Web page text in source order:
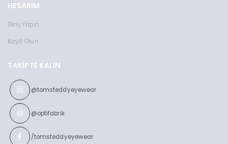
HESABIM
Giriş Yapın
Kayıt Olun
TAKIPTE KALIN
@tomsteddyeyewear
@optifabrik
/tomsteddyeyewear